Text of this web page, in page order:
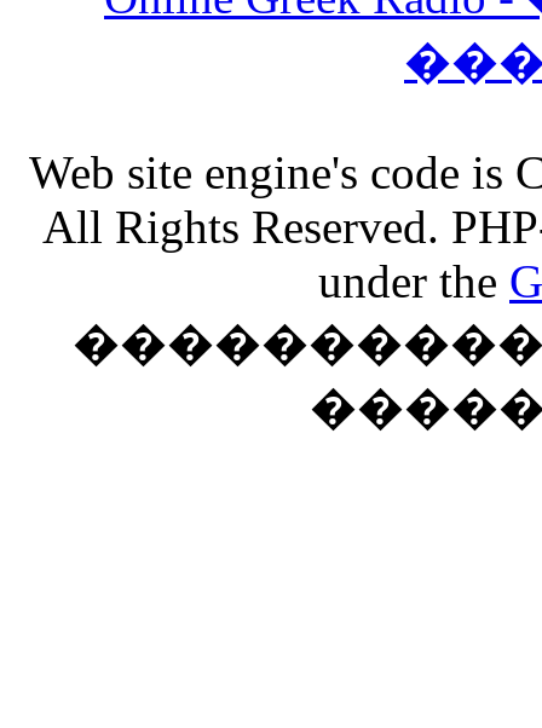
Web site engine's code
All Rights Reserved.
under the
����������